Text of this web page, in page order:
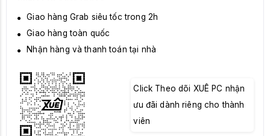
Giao hàng Grab siêu tốc trong 2h
Giao hàng toàn quốc
Nhận hàng và thanh toán tại nhà
Click Theo dõi XUÊ PC nhận
ưu đãi dành riêng cho thành
viên